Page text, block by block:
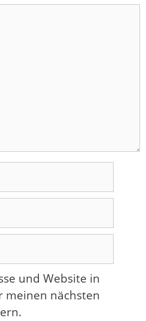
und Website in
meinen nächsten